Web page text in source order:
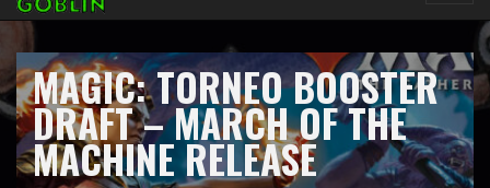
MAGIC: TORNEO BOOSTER
DRAFT – MARCH OF THE
MACHINE RELEASE